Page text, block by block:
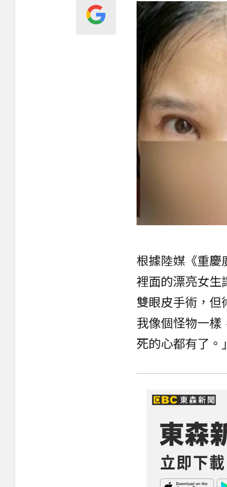
根據陸媒《重慶
裡面的漂亮女生
雙眼皮手術，但
我像個怪物一樣
死的心都有了。」